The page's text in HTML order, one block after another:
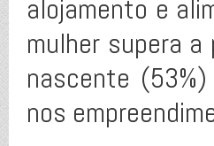
alojamento e
mulher supera
nascente
nos